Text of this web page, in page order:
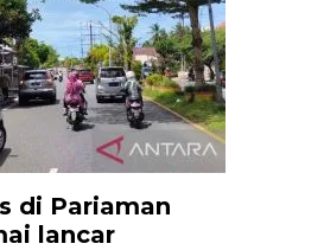
di Pariaman
lancar